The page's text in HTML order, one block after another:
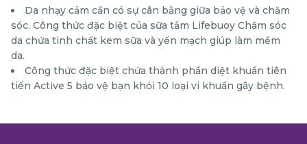
Da nhạy cảm cần có sự cân bằng giữa bảo vệ và chăm
sóc. Công thức đặc biệt của sữa tắm Lifebuoy Chăm sóc
da chứa tinh chất kem sữa và yến mạch giúp làm mềm
da.
Công thức đặc biệt chứa thành phần diệt khuẩn tiên
tiến Active 5 bảo vệ bạn khỏi 10 loại vi khuẩn gây bệnh.